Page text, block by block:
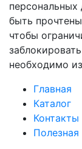
персональных
быть
чтобы
необходимо
Главная
Каталог
Контакты